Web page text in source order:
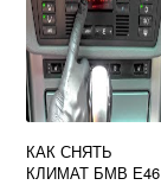
КАК СНЯТЬ
КЛИМАТ БМВ Е46